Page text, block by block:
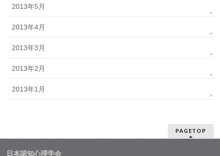
2013年5月
2013年4月
2013年3月
2013年2月
2013年1月
PAGETOP
日本認知心理学会